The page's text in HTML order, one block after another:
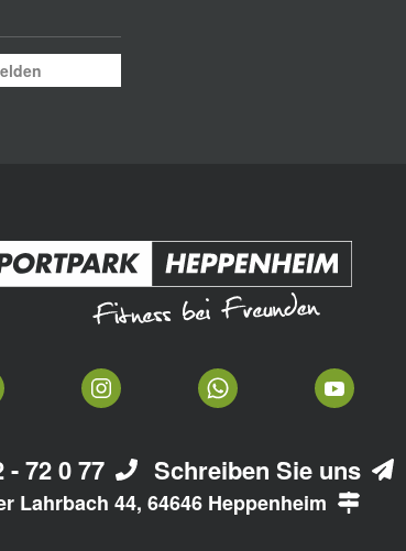
- 72 0 77 Schreiben Sie uns
Lahrbach 44, 64646 Heppenheim